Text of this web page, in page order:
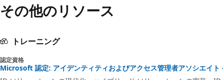
その他のリソース
トレーニング
認定資格
Microsoft 認定: アイデンティティおよびアクセス管理者アソシエイ